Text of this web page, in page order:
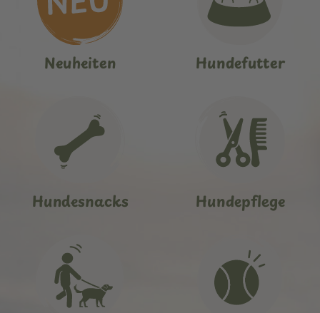
Neuheiten Hundefutter
Hundesnacks Hundepflege